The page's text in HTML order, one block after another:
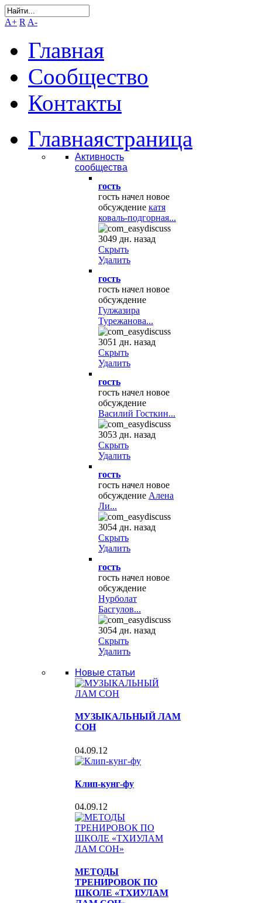
A+ R A-
Главная
Сообщество
Контакты
Главнаястраница
Активность
сообщества
гость
гость начел новое
обсуждение катя
коваль-подгорная...
3049 дн. назад
Скрыть
Удалить
гость
гость начел новое
обсуждение
Гулжазира
Турежанова...
3051 дн. назад
Скрыть
Удалить
гость
гость начел новое
обсуждение
Василий Госткин...
3053 дн. назад
Скрыть
Удалить
гость
гость начел новое
обсуждение Алена
Ли...
3054 дн. назад
Скрыть
Удалить
гость
гость начел новое
обсуждение
Нурболат
Басгулов...
3054 дн. назад
Скрыть
Удалить
Новые статьи
МУЗЫКАЛЬНЫЙ ЛАМ
СОН
04.09.12
Клип-кунг-фу
04.09.12
МЕТОДЫ
ТРЕНИРОВОК ПО
ШКОЛЕ «ТХИУЛАМ